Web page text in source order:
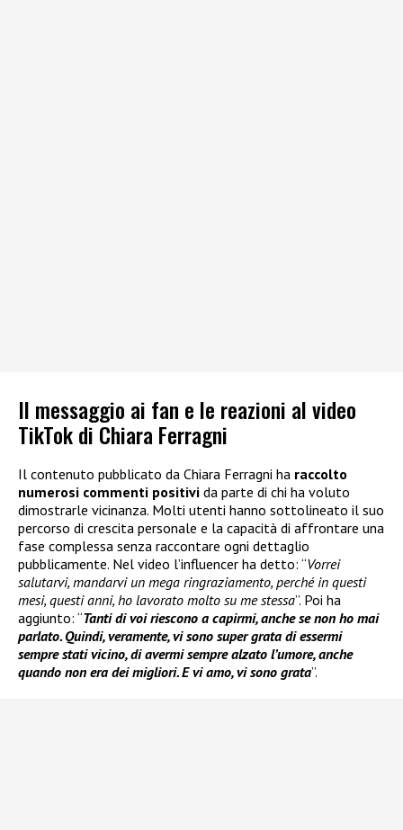
Il messaggio ai fan e le reazioni al video
TikTok di Chiara Ferragni
Il contenuto pubblicato da Chiara Ferragni ha raccolto
numerosi commenti positivi da parte di chi ha voluto
dimostrarle vicinanza. Molti utenti hanno sottolineato il suo
percorso di crescita personale e la capacità di affrontare una
fase complessa senza raccontare ogni dettaglio
pubblicamente. Nel video l’influencer ha detto: “Vorrei
salutarvi, mandarvi un mega ringraziamento, perché in questi
mesi, questi anni, ho lavorato molto su me stessa”. Poi ha
aggiunto: “Tanti di voi riescono a capirmi, anche se non ho mai
parlato. Quindi, veramente, vi sono super grata di essermi
sempre stati vicino, di avermi sempre alzato l’umore, anche
quando non era dei migliori. E vi amo, vi sono grata”.